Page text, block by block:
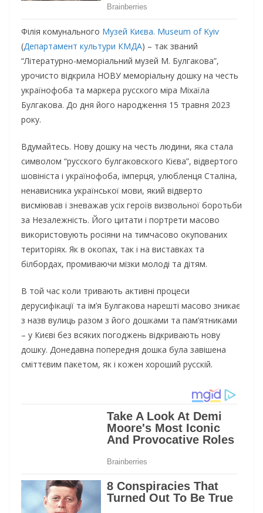
Філія комунального Музей Києва. Museum of Kyiv
(Департамент культури КМДА) – так званий
“Літературно-меморіальний музей М. Булгакова”,
урочисто відкрила НОВУ меморіальну дошку на честь
українофоба та маркера русского міра Міхаїла
Булгакова. До дня його народження 15 травня 2023
року.
Вдумайтесь. Нову дошку на честь людини, яка стала
символом “русского булгаковского Кієва”, відвертого
шовініста і українофоба, імперця, улюбленця Сталіна,
ненависника української мови, який відверто
висміював і зневажав усіх героїв визвольної боротьби
за Незалежність. Його цитати і портрети масово
використовують росіяни на тимчасово окупованих
територіях. Як в окопах, так і на виставках та
білбордах, промиваючи мізки молоді та дітям.
В той час коли тривають активні процеси
дерусифікації та ім’я Булгакова нарешті масово зникає
з назв вулиць разом з його дошками та пам’ятниками
– у Києві без всяких погоджень відкривають нову
дошку. Донедавна попередня дошка була завішена
сміттєвим пакетом, як і кожен хороший русскій.